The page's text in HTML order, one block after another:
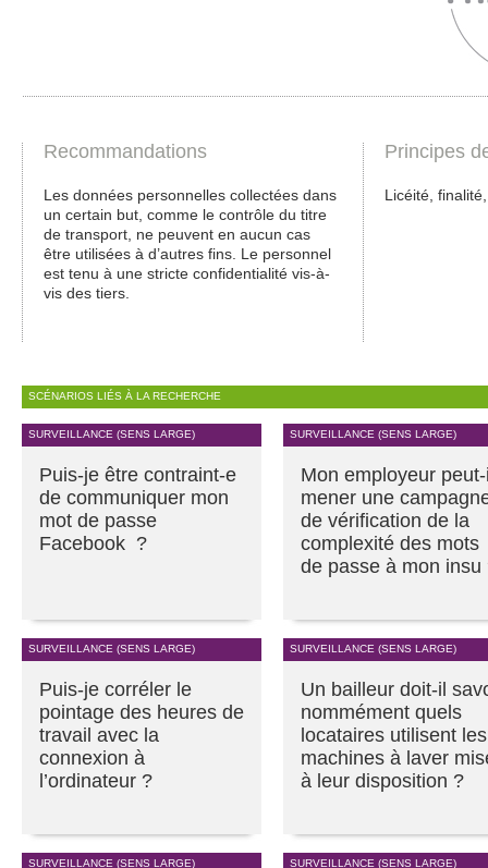
Recommandations
Les données personnelles collectées dans
un certain but, comme le contrôle du titre
de transport, ne peuvent en aucun cas
être utilisées à d’autres fins. Le personnel
est tenu à une stricte confidentialité vis-à-
vis des tiers.
Principes
Licéité,
SCÉNARIOS LIÉS À LA RECHERCHE
SURVEILLANCE (SENS LARGE)
Puis-je être contraint-e
de communiquer mon
mot de passe
Facebook ?
SURVEILLANCE (SENS LARGE)
Mon employeur
mener une
de vérification de la
complexité des mots
de passe à mon insu
SURVEILLANCE (SENS LARGE)
Puis-je corréler le
pointage des heures de
travail avec la
connexion à
l’ordinateur ?
SURVEILLANCE (SENS LARGE)
Un bailleur doit-il
nommément quels
locataires utilisent les
machines à laver
à leur disposition ?
SURVEILLANCE (SENS LARGE) SURVEILLANCE (SENS LARGE)